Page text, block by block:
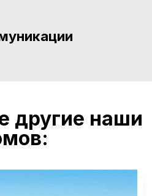
другие наши